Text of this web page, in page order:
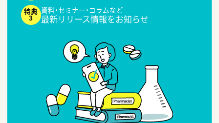
資料・セミナー・コラムなど
最新リリース情報をお知らせ